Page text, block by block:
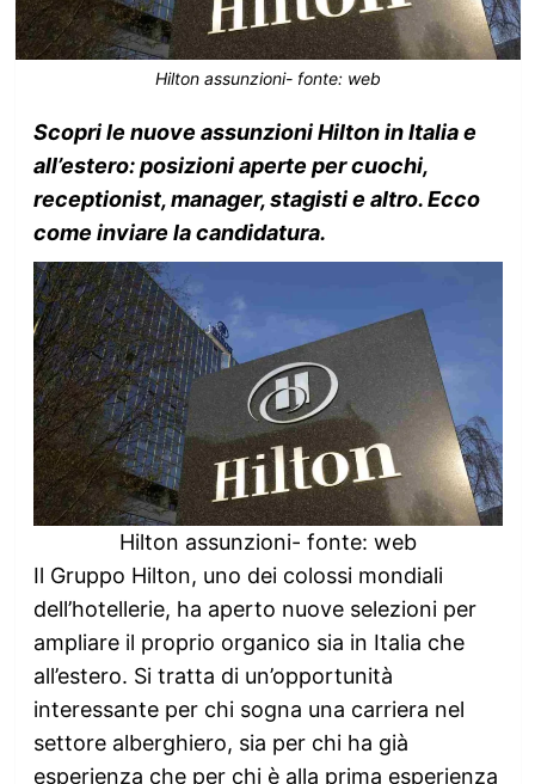
Hilton assunzioni- fonte: web
Scopri le nuove assunzioni Hilton in Italia e
all’estero: posizioni aperte per cuochi,
receptionist, manager, stagisti e altro. Ecco
come inviare la candidatura.
Hilton assunzioni- fonte: web
Il Gruppo Hilton, uno dei colossi mondiali
dell’hotellerie, ha aperto nuove selezioni per
ampliare il proprio organico sia in Italia che
all’estero. Si tratta di un’opportunità
interessante per chi sogna una carriera nel
settore alberghiero, sia per chi ha già
esperienza che per chi è alla prima esperienza